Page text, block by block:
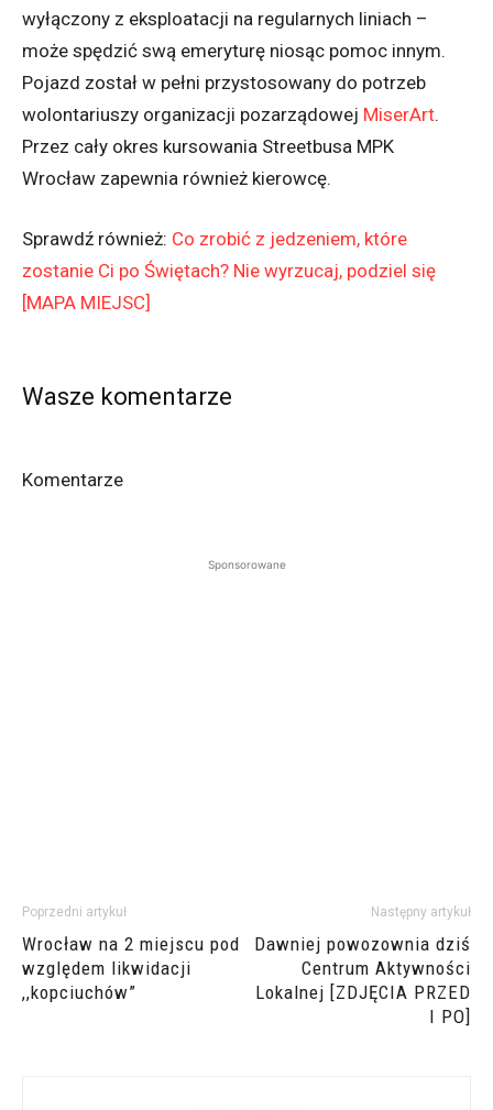
wyłączony z eksploatacji na regularnych liniach –
może spędzić swą emeryturę niosąc pomoc innym.
Pojazd został w pełni przystosowany do potrzeb
wolontariuszy organizacji pozarządowej MiserArt.
Przez cały okres kursowania Streetbusa MPK
Wrocław zapewnia również kierowcę.
Sprawdź również: Co zrobić z jedzeniem, które
zostanie Ci po Świętach? Nie wyrzucaj, podziel się
[MAPA MIEJSC]
Wasze komentarze
Komentarze
Sponsorowane
Poprzedni artykuł
Wrocław na 2 miejscu pod
względem likwidacji
,,kopciuchów”
Następny artykuł
Dawniej powozownia dziś
Centrum Aktywności
Lokalnej [ZDJĘCIA PRZED
I PO]